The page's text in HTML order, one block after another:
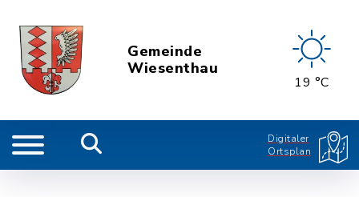
Gemeinde
Wiesenthau
19 °C
Digitaler
Ortsplan